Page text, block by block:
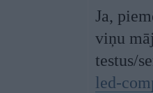
Ja,
viņu
testus/
led-